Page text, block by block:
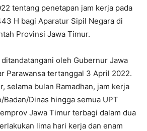
tentang penetapan jam kerja pada
H bagi Aparatur Sipil Negara di
Provinsi Jawa Timur.
oleh Gubernur Jawa
Parawansa tertanggal 3 April 2022.
selama bulan Ramadhan, jam kerja
Dinas hingga semua UPT
Jawa Timur terbagi dalam dua
lima hari kerja dan enam